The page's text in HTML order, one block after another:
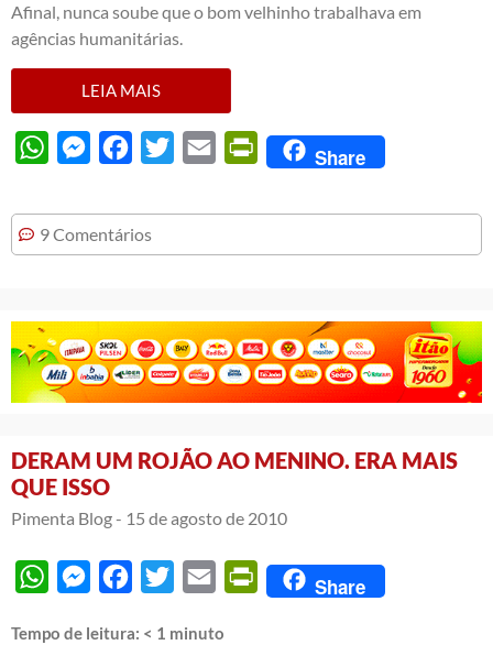
Afinal, nunca soube que o bom velhinho trabalhava em
agências humanitárias.
LEIA MAIS
WhatsAppMessengerFacebook
Twitter Email PrintFriendly
Share
9 Comentários
DERAM UM ROJÃO AO MENINO. ERA MAIS
QUE ISSO
Pimenta Blog - 15 de agosto de 2010
WhatsAppMessengerFacebook
Twitter Email PrintFriendly
Share
Tempo de leitura: < 1 minuto